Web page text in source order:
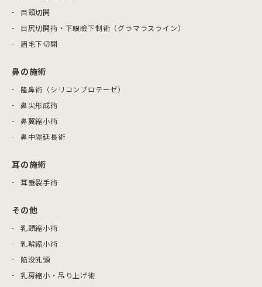
目頭切開
目尻切開術・下眼瞼下制術（グラマラスライン）
眉毛下切開
鼻の施術
隆鼻術（シリコンプロテーゼ）
鼻尖形成術
鼻翼縮小術
鼻中隔延長術
耳の施術
耳垂裂手術
その他
乳頭縮小術
乳輪縮小術
陥没乳頭
乳房縮小・吊り上げ術